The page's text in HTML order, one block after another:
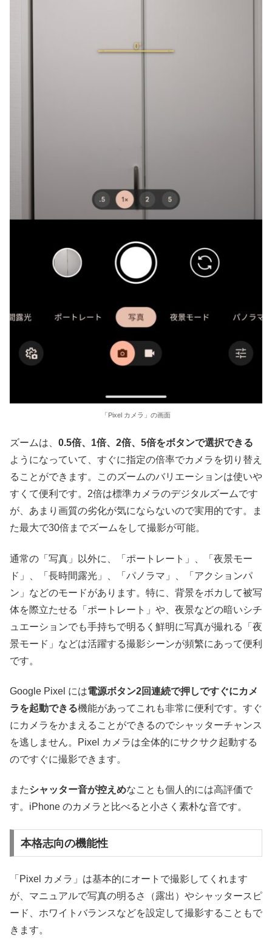
「Pixel カメラ」の画面
ズームは、 0.5倍、1倍、2倍、5倍をボタンで選択できる
ようになっていて、すぐに指定の倍率でカメラを切り替え
ることができます。このズームのバリエーションは使いや
すくて便利です。2倍は標準カメラのデジタルズームです
が、あまり画質の劣化が気にならないので実用的です。ま
た最大で30倍までズームをして撮影が可能。
通常の「写真」以外に、「ポートレート」、「夜景モー
ド」、「長時間露光」、「パノラマ」、「アクションパ
ン」などのモードがあります。特に、背景をボカして被写
体を際立たせる「ポートレート」や、夜景などの暗いシチ
ュエーションでも手持ちで明るく鮮明に写真が撮れる「夜
景モード」などは活躍する撮影シーンが頻繁にあって便利
です。
Google Pixel には電源ボタン2回連続で押しですぐにカメ
ラを起動できる機能があってこれも非常に便利です。すぐ
にカメラをかまえることができるのでシャッターチャンス
を逃しません。Pixel カメラは全体的にサクサク起動する
のですぐに撮影できます。
またシャッター音が控えめなことも個人的には高評価で
す。iPhone のカメラと比べると小さく素朴な音です。
本格志向の機能性
「Pixel カメラ」は基本的にオートで撮影してくれます
が、マニュアルで写真の明るさ（露出）やシャッタースピ
ード、ホワイトバランスなどを設定して撮影することもで
きます。